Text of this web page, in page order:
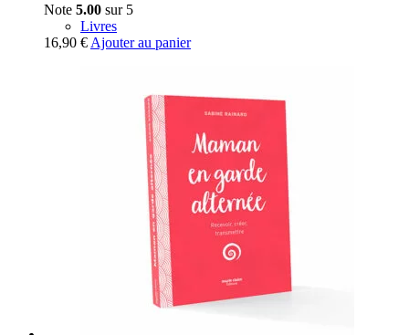
Note 5.00 sur 5
Livres
16,90 € Ajouter au panier